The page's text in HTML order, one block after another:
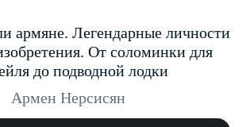
армяне. Легендарные личности
От соломинки для
до подводной лодки
Армен Нерсисян